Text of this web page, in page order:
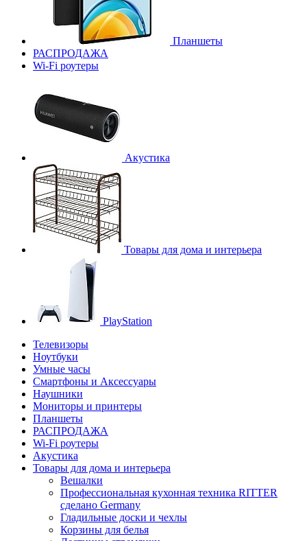
Планшеты
РАСПРОДАЖА
Wi-Fi роутеры
Акустика
Товары для дома и интерьера
PlayStation
Телевизоры
Ноутбуки
Умные часы
Смартфоны и Аксессуары
Наушники
Мониторы и принтеры
Планшеты
РАСПРОДАЖА
Wi-Fi роутеры
Акустика
Товары для дома и интерьера
Вешалки
Профессиональная кухонная техника RITTER
сделано Germany
Гладильные доски и чехлы
Корзины для белья